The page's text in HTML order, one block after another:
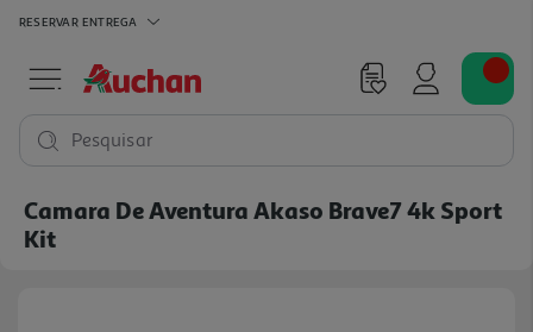
RESERVAR ENTREGA
Pesquisar
Camara De Aventura Akaso Brave7 4k Sport
Kit